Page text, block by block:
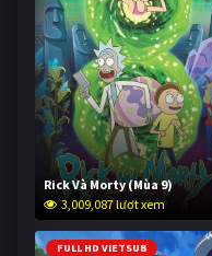
Rick Và Morty (Mùa 9)
3,009,087 lượt xem
FULL HD VIETSUB